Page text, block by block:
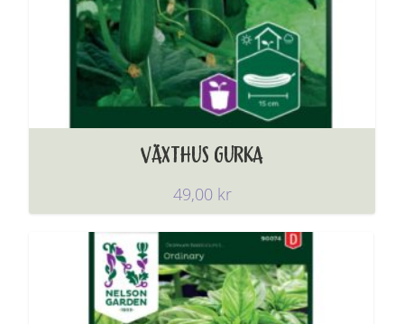
VÄXTHUS GURKA
49,00 kr